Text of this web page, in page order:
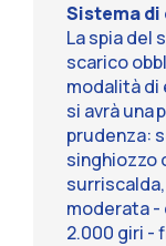
Sistema
La spia del
scarico
modalità di
si avrà una
prudenza:
singhiozzo
moderata -
2.000 giri -